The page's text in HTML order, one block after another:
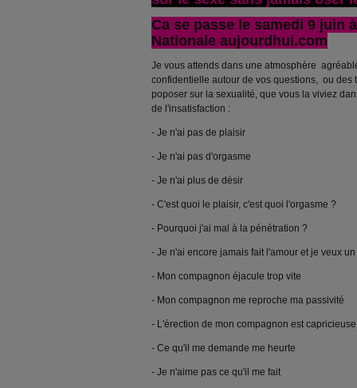
Ca se passe le samedi 9 juin
Nationale aujourdhui.com
Je vous attends dans une atmosphère
confidentielle autour de vos questions, ou des
poposer sur la sexualité, que vous la viviez
de l'insatisfaction :
- Je n'ai pas de plaisir
- Je n'ai pas d'orgasme
- Je n'ai plus de désir
- C'est quoi le plaisir, c'est quoi l'orgasme ?
- Pourquoi j'ai mal à la pénétration ?
- Je n'ai encore jamais fait l'amour et je veux
- Mon compagnon éjacule trop vite
- Mon compagnon me reproche ma passivité
- L'érection de mon compagnon est capricieuse
- Ce qu'il me demande me heurte
- Je n'aime pas ce qu'il me fait